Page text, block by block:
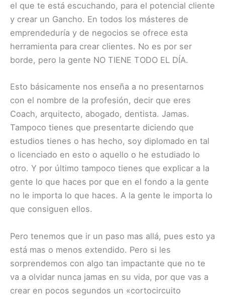
el que te está escuchando, para el potencial cliente
y crear un Gancho. En todos los másteres de
emprendeduría y de negocios se ofrece esta
herramienta para crear clientes. No es por ser
borde, pero la gente NO TIENE TODO EL DÍA.
Esto básicamente nos enseña a no presentarnos
con el nombre de la profesión, decir que eres
Coach, arquitecto, abogado, dentista. Jamas.
Tampoco tienes que presentarte diciendo que
estudios tienes o has hecho, soy diplomado en tal
o licenciado en esto o aquello o he estudiado lo
otro. Y por último tampoco tienes que explicar a la
gente lo que haces por que en el fondo a la gente
no le importa lo que haces. A la gente le importa lo
que consiguen ellos.
Pero tenemos que ir un paso mas allá, pues esto ya
está mas o menos extendido. Pero si les
sorprendemos con algo tan impactante que no te
va a olvidar nunca jamas en su vida, por que vas a
crear en pocos segundos un «cortocircuito